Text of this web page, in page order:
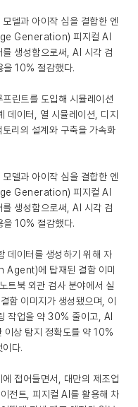
델과 아이작 심을 결합한 엔
Generation) 피지컬 AI
생성함으로써, AI 시각 검
을 10% 절감했다.
린트를 도입해 시뮬레이션
데이터, 열 시뮬레이션, 디지
리의 설계와 구축을 가속화
델과 아이작 심을 결합한 엔
Generation) 피지컬 AI
생성함으로써, AI 시각 검
을 10% 절감했다.
데이터를 생성하기 위해 자
에 탑재된 결함 이미
트북 외관 검사 분야에서 실
함 이미지가 생성됐으며, 이
작업을 약 30% 줄이고, AI
이상 탐지 정확도를 약 10%
다.
접어들면서, 대만의 제조업
전트, 피지컬 AI를 활용해 차